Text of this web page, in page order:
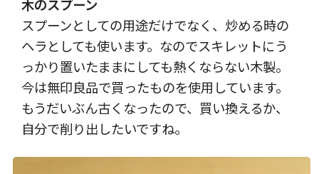
木のスプーン
スプーンとしての用途だけでなく、炒める時の
ヘラとしても使います。なのでスキレットにう
っかり置いたままにしても熱くならない木製。
今は無印良品で買ったものを使用しています。
もうだいぶん古くなったので、買い換えるか、
自分で削り出したいですね。